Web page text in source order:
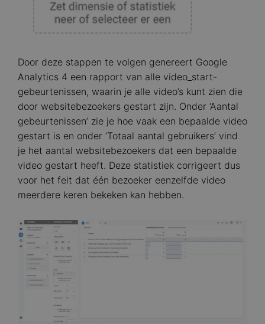
Door deze stappen te volgen genereert Google
Analytics 4 een rapport van alle video_start-
gebeurtenissen, waarin je alle video’s kunt zien die
door websitebezoekers gestart zijn. Onder ‘Aantal
gebeurtenissen’ zie je hoe vaak een bepaalde video
gestart is en onder ‘Totaal aantal gebruikers’ vind
je het aantal websitebezoekers dat een bepaalde
video gestart heeft. Deze statistiek corrigeert dus
voor het feit dat één bezoeker eenzelfde video
meerdere keren bekeken kan hebben.
Image